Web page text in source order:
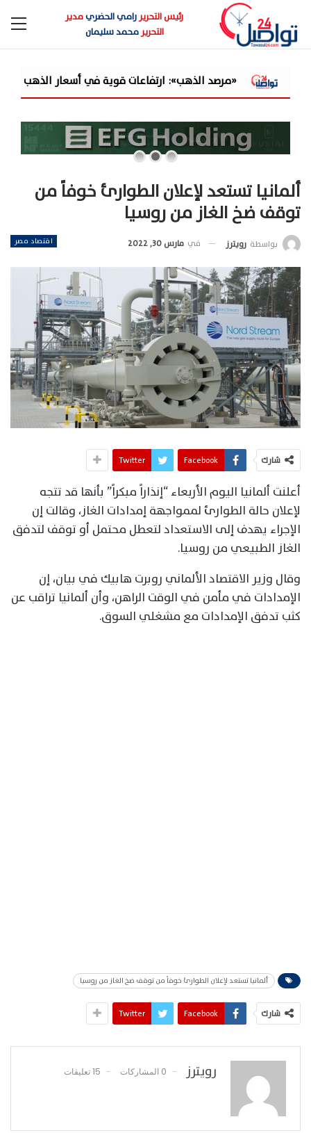
رئيس التحريررامي الحضريمدير
التحريرمحمد سليمان
قوية في أسعار الذهب.. الأوقية تقفز 160 دولارًا والسوق المحلية تتداول بخصم 35 ...
ألمانيا تستعد لإعلان الطوارئ خوفاً من
توقف ضخ الغاز من روسيا
اقتصاد مصر بواسطة رويترز في مارس 30, 2022
شارك Facebook
Twitter
أعلنت ألمانيا اليوم الأربعاء “إنذاراً مبكراً” بأنها قد تتجه
لإعلان حالة الطوارئ لممواجهة إمدادات الغاز، وقالت إن
الإجراء يهدف إلى الاستعداد لتعطل محتمل أو توقف لتدفق
الغاز الطبيعي من روسيا.
وقال وزير الاقتصاد الألماني روبرت هابيك في بيان، إن
الإمدادات في مأمن في الوقت الراهن، وأن ألمانيا تراقب عن
كثب تدفق الإمدادات مع مشغلي السوق.
ألمانيا تستعد لإعلان الطوارئ خوفاً من توقف ضخ الغاز من روسيا
شارك Facebook
Twitter
رويترز 0 المشاركات 15 تعليقات